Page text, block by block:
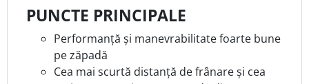
PUNCTE PRINCIPALE
Performanță și manevrabilitate foarte bune
pe zăpadă
Cea mai scurtă distanță de frânare și cea